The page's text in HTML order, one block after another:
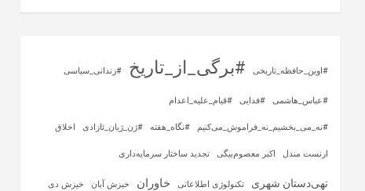
#اوین_حافظه_تاریخی #برگی_از_تاریخ #زندانی_سیاسی
#عباس_هاشمی #فدایی #قیام_علیه_اعدام
#نه_می_بخشیم_نه_فراموش_می‌کنیم #نگاه_هفته #ژن_ژیان_ئازادی اخلاق
ارنست مندل اکبر معصوم‌بیگی تجدید ساختار سرمایه‌داری
تهی‌دستان شهری تکنولوژی اطلاعاتی خاوران خیزش آبان خیزش دی